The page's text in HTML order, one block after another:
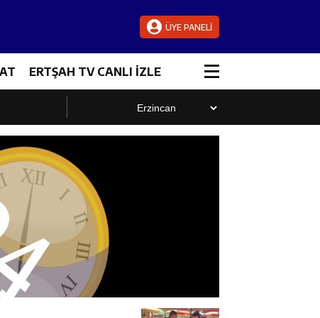
ÜYE PANELİ
ERTŞAH TV CANLI İZLE